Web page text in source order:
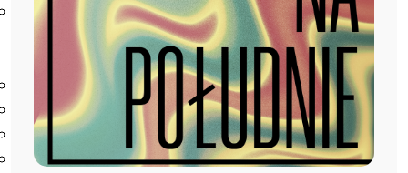
Olimpiada Literatury i Języka Polskiego dla Szkół
Podstawowych
Biblioteka
O bibliotece
Godziny otwarcia
Katalog
Nowości